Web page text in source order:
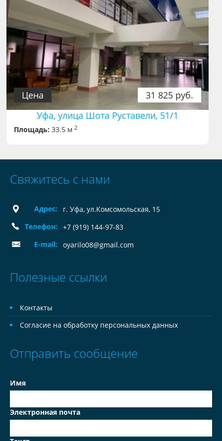
31 825 руб.
Цена
Уфа, улица Шота Руставели, 51/1
Площадь: 33.5 м2
Свяжитесь с нами
Адрес:
г. Уфа, ул.Комсомольская, 15
Телефон:
+7 (919) 144-97-83
E-mail:
oyarilo08@gmail.com
Полезные ссылки
Контакты
Согласие на обработку персональных данных
Отправить сообщение
Имя
Электронная почта